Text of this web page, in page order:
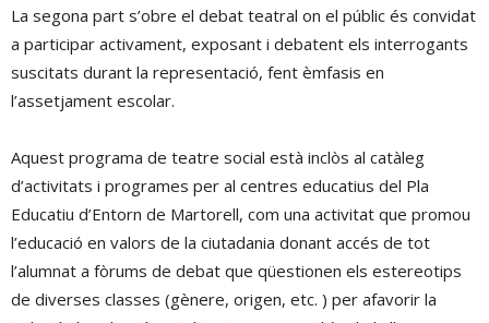
La segona part s’obre el debat teatral on el públic és convidat
a participar activament, exposant i debatent els interrogants
suscitats durant la representació, fent èmfasis en
l’assetjament escolar.
Aquest programa de teatre social està inclòs al catàleg
d’activitats i programes per al centres educatius del Pla
Educatiu d’Entorn de Martorell, com una activitat que promou
l’educació en valors de la ciutadania donant accés de tot
l’alumnat a fòrums de debat que qüestionen els estereotips
de diverses classes (gènere, origen, etc. ) per afavorir la